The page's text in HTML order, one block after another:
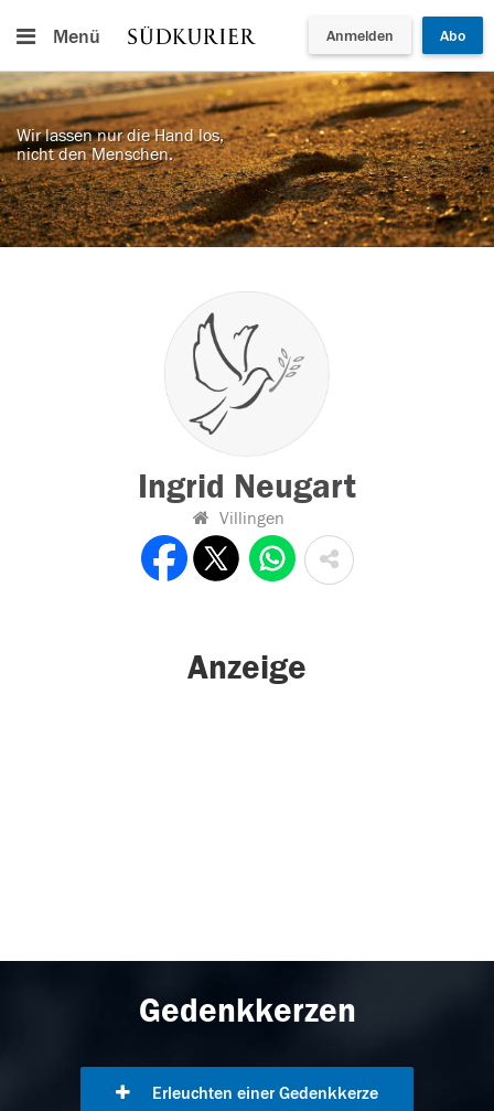
Menü Anmelden Abo
Wir lassen nur die Hand los,
nicht den Menschen.
Ingrid Neugart
Villingen
Anzeige
Gedenkkerzen
Erleuchten einer Gedenkkerze